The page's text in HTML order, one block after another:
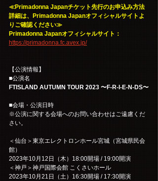
≪Primadonna Japanチケット先行のお申込み方法
詳細は、Primadonna Japanオフィシャルサイトよ
りご確認ください≫
Primadonna Japanオフィシャルサイト：
https://primadonna.fc.avex.jp/
【公演情報】
■公演名
FTISLAND AUTUMN TOUR 2023 〜F-R-I-E-N-DS〜
■会場・公演日時
※公演に関する会場へのお問い合わせはご遠慮くだ
さい。
＜仙台＞東京エレクトロンホール宮城（宮城県民会
館）
2023年10月12日（木）18:00開場 / 19:00開演
＜神戸＞神戸国際会館 こくさいホール
2023年10月21日（土）16:30開場 / 17:30開演